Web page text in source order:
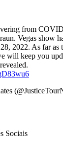
from
Vegas show
2022. As far as
will keep you
Sociais